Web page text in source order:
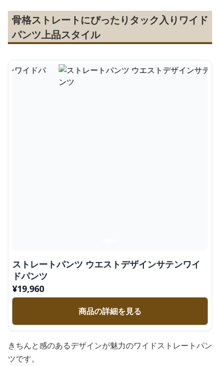
骨格ストレートにぴったりタック入りワイド
パンツ上品スタイル
ストレートパンツ ウエストデザインサテンワイ
ドパンツ
¥19,960
商品の詳細を見る
きちんと感のあるデザインが魅力のワイドストレートパン
ツです。